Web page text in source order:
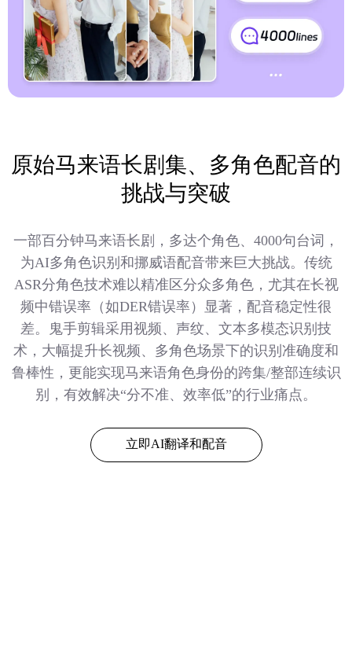
原始马来语长剧集、多角色配音的
挑战与突破
一部百分钟马来语长剧，多达个角色、4000句台词，
为AI多角色识别和挪威语配音带来巨大挑战。传统
ASR分角色技术难以精准区分众多角色，尤其在长视
频中错误率（如DER错误率）显著，配音稳定性很
差。鬼手剪辑采用视频、声纹、文本多模态识别技
术，大幅提升长视频、多角色场景下的识别准确度和
鲁棒性，更能实现马来语角色身份的跨集/整部连续识
别，有效解决“分不准、效率低”的行业痛点。
立即AI翻译和配音